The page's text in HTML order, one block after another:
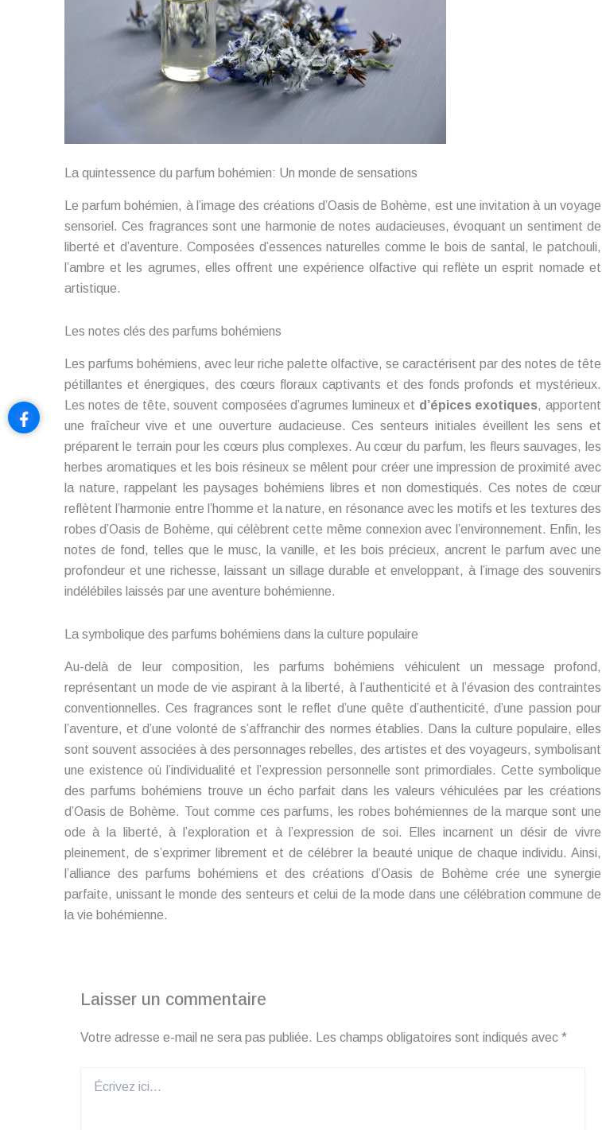
La quintessence du parfum bohémien: Un monde de sensations
Le parfum bohémien, à l’image des créations d’Oasis de Bohème, est une invitation à un voyage
sensoriel. Ces fragrances sont une harmonie de notes audacieuses, évoquant un sentiment de
liberté et d’aventure. Composées d’essences naturelles comme le bois de santal, le patchouli,
l’ambre et les agrumes, elles offrent une expérience olfactive qui reflète un esprit nomade et
artistique.
Les notes clés des parfums bohémiens
Les parfums bohémiens, avec leur riche palette olfactive, se caractérisent par des notes de tête
pétillantes et énergiques, des cœurs floraux captivants et des fonds profonds et mystérieux.
Les notes de tête, souvent composées d’agrumes lumineux et d’épices exotiques, apportent
une fraîcheur vive et une ouverture audacieuse. Ces senteurs initiales éveillent les sens et
préparent le terrain pour les cœurs plus complexes. Au cœur du parfum, les fleurs sauvages, les
herbes aromatiques et les bois résineux se mêlent pour créer une impression de proximité avec
la nature, rappelant les paysages bohémiens libres et non domestiqués. Ces notes de cœur
reflètent l’harmonie entre l’homme et la nature, en résonance avec les motifs et les textures des
robes d’Oasis de Bohème, qui célèbrent cette même connexion avec l’environnement. Enfin, les
notes de fond, telles que le musc, la vanille, et les bois précieux, ancrent le parfum avec une
profondeur et une richesse, laissant un sillage durable et enveloppant, à l’image des souvenirs
indélébiles laissés par une aventure bohémienne.
La symbolique des parfums bohémiens dans la culture populaire
Au-delà de leur composition, les parfums bohémiens véhiculent un message profond,
représentant un mode de vie aspirant à la liberté, à l’authenticité et à l’évasion des contraintes
conventionnelles. Ces fragrances sont le reflet d’une quête d’authenticité, d’une passion pour
l’aventure, et d’une volonté de s’affranchir des normes établies. Dans la culture populaire, elles
sont souvent associées à des personnages rebelles, des artistes et des voyageurs, symbolisant
une existence où l’individualité et l’expression personnelle sont primordiales. Cette symbolique
des parfums bohémiens trouve un écho parfait dans les valeurs véhiculées par les créations
d’Oasis de Bohème. Tout comme ces parfums, les robes bohémiennes de la marque sont une
ode à la liberté, à l’exploration et à l’expression de soi. Elles incarnent un désir de vivre
pleinement, de s’exprimer librement et de célébrer la beauté unique de chaque individu. Ainsi,
l’alliance des parfums bohémiens et des créations d’Oasis de Bohème crée une synergie
parfaite, unissant le monde des senteurs et celui de la mode dans une célébration commune de
la vie bohémienne.
Laisser un commentaire
Votre adresse e-mail ne sera pas publiée. Les champs obligatoires sont indiqués avec *
ici…